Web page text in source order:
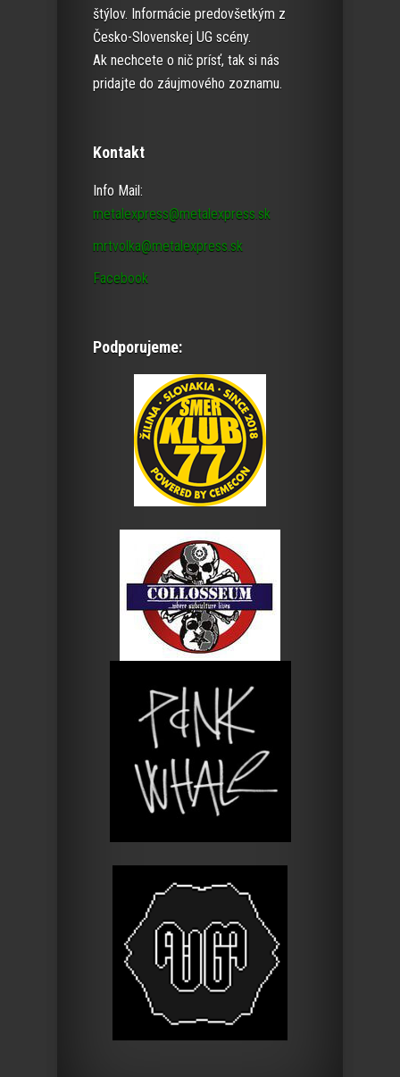
štýlov. Informácie predovšetkým z
Česko-Slovenskej UG scény.
Ak nechcete o nič prísť, tak si nás
pridajte do záujmového zoznamu.
Kontakt
Info Mail:
metalexpress@metalexpress.sk
mrtvolka@metalexpress.sk
Facebook
Podporujeme: